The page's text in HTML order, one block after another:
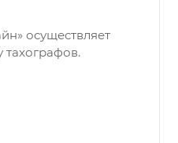
осуществляет
тахографов.